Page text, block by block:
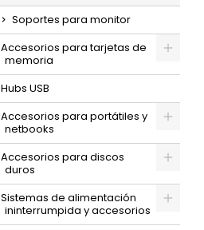
Soportes para monitor
Accesorios para tarjetas de
memoria
Hubs USB
Accesorios para portátiles y
netbooks
Accesorios para discos
duros
Sistemas de alimentación
ininterrumpida y accesorios